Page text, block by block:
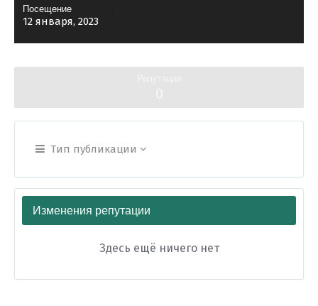
Посещение
12 января, 2023
Тип публикации
Изменения репутации
Здесь ещё ничего нет